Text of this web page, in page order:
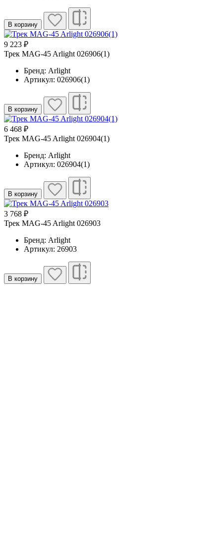
В корзину
9 223 ₽
Трек MAG-45 Arlight 026906(1)
Бренд: Arlight
Артикул: 026906(1)
В корзину
6 468 ₽
Трек MAG-45 Arlight 026904(1)
Бренд: Arlight
Артикул: 026904(1)
В корзину
3 768 ₽
Трек MAG-45 Arlight 026903
Бренд: Arlight
Артикул: 26903
В корзину